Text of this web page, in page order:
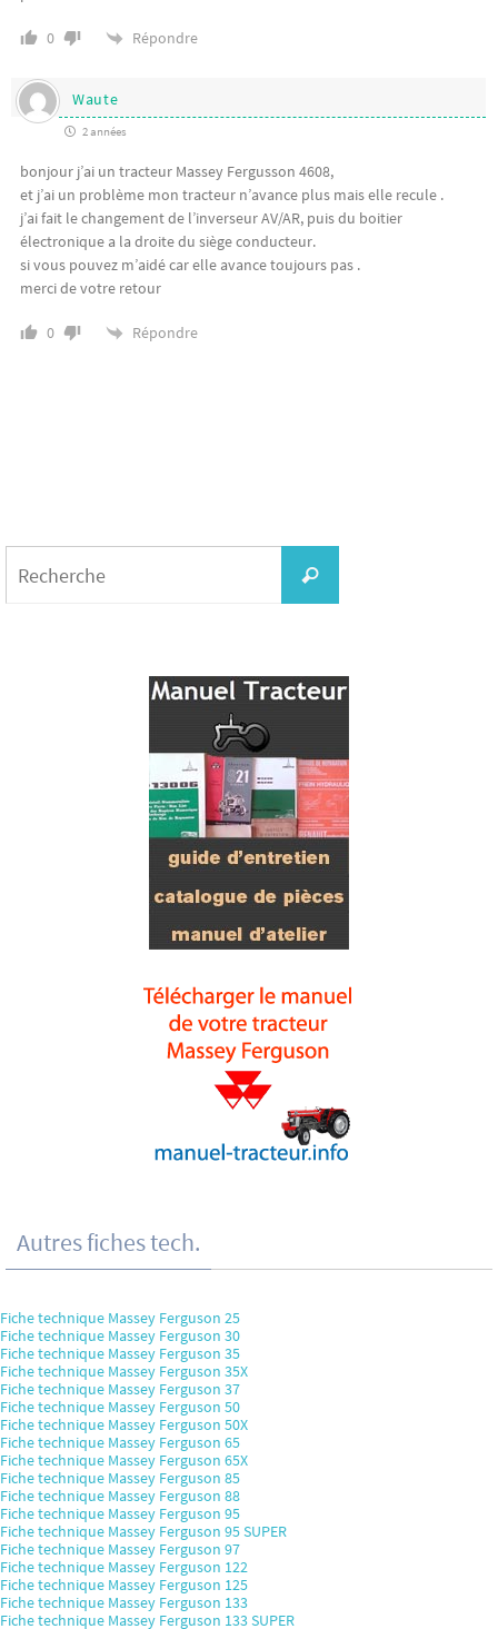
0 Répondre
Waute
2 années
bonjour j’ai un tracteur Massey Fergusson 4608,
et j’ai un problème mon tracteur n’avance plus mais elle recule .
j’ai fait le changement de l’inverseur AV/AR, puis du boitier
électronique a la droite du siège conducteur.
si vous pouvez m’aidé car elle avance toujours pas .
merci de votre retour
0 Répondre
Recherche
Autres fiches tech.
Fiche technique Massey Ferguson 25
Fiche technique Massey Ferguson 30
Fiche technique Massey Ferguson 35
Fiche technique Massey Ferguson 35X
Fiche technique Massey Ferguson 37
Fiche technique Massey Ferguson 50
Fiche technique Massey Ferguson 50X
Fiche technique Massey Ferguson 65
Fiche technique Massey Ferguson 65X
Fiche technique Massey Ferguson 85
Fiche technique Massey Ferguson 88
Fiche technique Massey Ferguson 95
Fiche technique Massey Ferguson 95 SUPER
Fiche technique Massey Ferguson 97
Fiche technique Massey Ferguson 122
Fiche technique Massey Ferguson 125
Fiche technique Massey Ferguson 133
Fiche technique Massey Ferguson 133 SUPER